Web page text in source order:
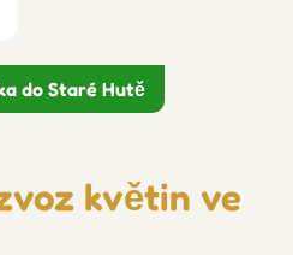
do Staré Hutě
květin ve